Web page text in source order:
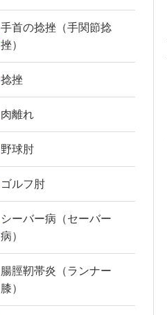
手首の捻挫（手関節捻
挫）
捻挫
肉離れ
野球肘
ゴルフ肘
シーバー病（セーバー
病）
腸脛靭帯炎（ランナー
膝）